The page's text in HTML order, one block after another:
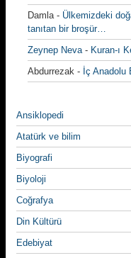
Damla- Ülkemizdeki
tanıtan bir broşür…
Zeynep Neva- Kuran-ı
Abdurrezak - İç Anadolu
Ansiklopedi
Atatürk ve bilim
Biyografi
Biyoloji
Coğrafya
Din Kültürü
Edebiyat